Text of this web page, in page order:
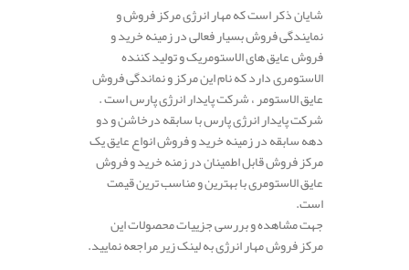
شایان ذکر است که مهار انرژی مرکز فروش و
نمایندگی فروش بسیار فعالی در زمینه خرید و
فروش عایق های الاستومریک و تولید کننده
الاستومری دارد که نام این مرکز و نماندگی فروش
عایق الاستومر ، شرکت پایدار انرژی پارس است .
شرکت پایدار انرژی پارس با سابقه درخاشن و دو
دهه سابقه در زمینه خرید و فروش انواع عایق یک
مرکز فروش قابل اطمینان در زمنه خرید و فروش
عایق الاستومری با بهترین و مناسب ترین قیمت
است.
جهت مشاهده و بررسی جزییات محصولات این
مرکز فروش مهار انرژی به لینک زیر مراجعه نمایید.